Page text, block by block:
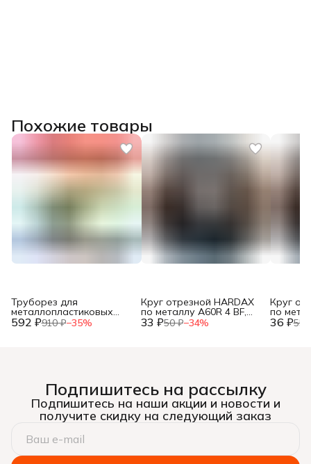
Похожие товары
592 ₽910 ₽−35%
Труборез для
металлопластиковых
труб, до 42мм, (шт.) 33 ₽50 ₽−34%
Круг отрезной HARDAX
по металлу A60R 4 BF,
125 х 1,2 х 22 мм, (шт.) 36 ₽55
Круг
по
125 х
Подпишитесь на рассылку
Подпишитесь на наши акции и новости и
получите скидку на следующий заказ